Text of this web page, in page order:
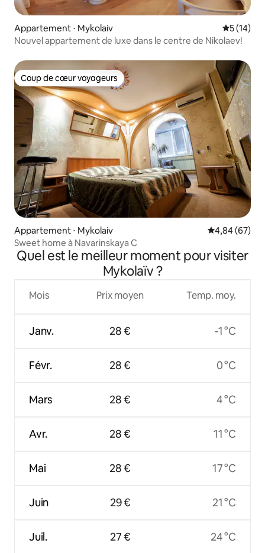
Appartement ⋅ Mykolaiv
5 (14)
Nouvel appartement de luxe dans le centre de Nikolaev!
Coup de cœur voyageurs
Coup de cœur voyageurs
Appartement ⋅ Mykolaiv Évaluation
4,84 (67)
Sweet home à Navarinskaya C
Quel est le meilleur moment pour visiter
Mykolaïv ?
Mois
Janv.
Févr.
Mars
Avr.
Mai
Juin
Juil.
Prix moyen
28 €
28 €
28 €
28 €
28 €
29 €
27 €
Temp. moy.
-1 °C
0 °C
4 °C
11 °C
17 °C
21 °C
24 °C